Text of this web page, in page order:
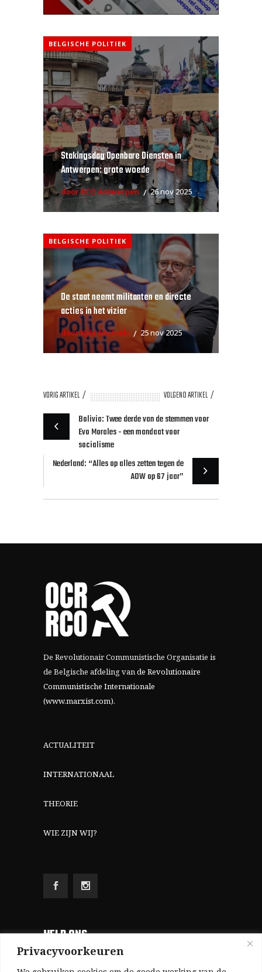
Privacyvoorkeuren
BELGISCHE POLITIEK
Stakingsdag Openbare Diensten in
Antwerpen: grote woede
door RCO Antwerpen 26 nov 2025
BELGISCHE POLITIEK
De staat neemt militanten en directe
acties in het vizier
door Kyle Michiels 25 nov 2025
VORIG ARTIKEL
VOLGEND ARTIKEL
Bolivia: Twee derde van de stemmen voor
Evo Morales - een mandaat voor
socialisme
Nederland: “Alles op alles zetten tegen de
AOW op 67 jaar”
De Revolutionair Communistische Organisatie is
de Belgische afdeling vande Revolutionaire
Communistische Internationale
(www.marxist.com).
ACTUALITEIT
INTERNATIONAAL
THEORIE
WIE ZIJN WIJ?
HELP ONS